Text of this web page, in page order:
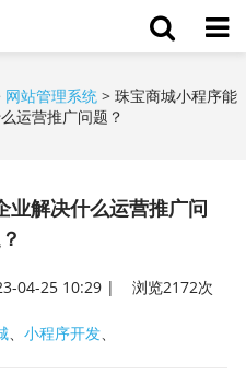
网站管理系统 >珠宝商城小程序能
运营推广问题？
业解决什么运营推广问
04-25 10:29 | 浏览2172次
、 小程序开发、